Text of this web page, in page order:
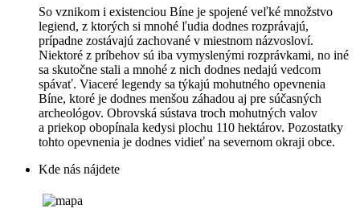
So vznikom i existenciou Bíne je spojené veľké množstvo
legiend, z ktorých si mnohé ľudia dodnes rozprávajú,
prípadne zostávajú zachované v miestnom názvosloví.
Niektoré z príbehov sú iba vymyslenými rozprávkami, no iné
sa skutočne stali a mnohé z nich dodnes nedajú vedcom
spávať. Viaceré legendy sa týkajú mohutného opevnenia
Bíne, ktoré je dodnes menšou záhadou aj pre súčasných
archeológov. Obrovská sústava troch mohutných valov
a priekop obopínala kedysi plochu 110 hektárov. Pozostatky
tohto opevnenia je dodnes vidieť na severnom okraji obce.
Kde nás nájdete